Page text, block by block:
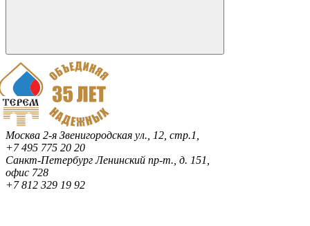
Москва 2-я Звенигородская ул., 12, стр.1,
+7 495 775 20 20
Санкт-ПетербургЛенинский пр-т., д. 151,
офис 728
+7 812 329 19 92